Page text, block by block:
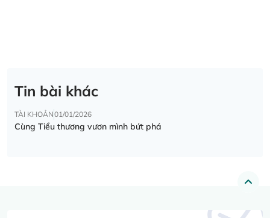
Tin bài khác
TÀI KHOẢN01/01/2026
Cùng Tiểu thương vươn mình bứt phá